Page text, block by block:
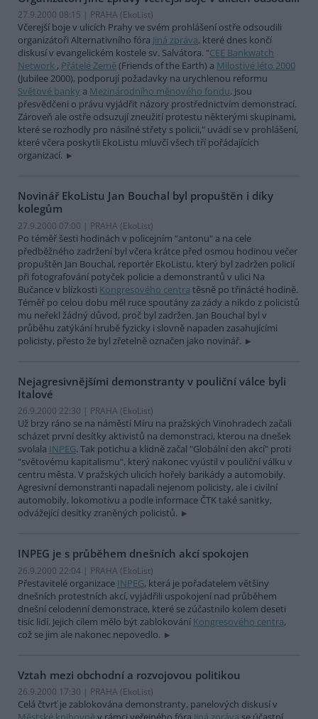
27.9.2000 08:15 | PRAHA (EkoList)
Včerejší boje v ulicích Prahy ve svém prohlášení ostře odsoudili
organizátoři Alternativního fóra Jiná zpráva, které dnes končí
diskusí v evangelickém kostele sv. Salvátora. "CEE Bankwatch
Network , Přátelé Země(Friends of the Earth) a Milostivé léto 2000
(Jubilee 2000), podporují požadavky na urychlenou reformu
Světové banky a Mezinárodního měnového fondu. Jsou
přesvědčeni o právu vyjádřit názory prostřednictvím demonstrací.
Zároveň ale ostře odsuzují zneužití protestu některými skupinami,
které se rozhodly pro násilné střety s policii," uvádí se v prohlášení,
které včera poskytli EkoListu mluvčí všech tří pořádajících
organizací.
Novinář EkoListu Jan Bouchal byl propuštěn i díky
kolegům
27.9.2000 07:00 | PRAHA (EkoList)
Po téměř šesti hodinách v policejním "antonu" a na cele
předběžného zadržení byl včera krátce před osmou hodinou večer
propuštěn Jan Bouchal, reportér EkoListu, který byl zadržen policií
při fotografování potyček policie a demonstrantů v ulici Na
Bučance v blízkosti Kongresového centra těsně po třinácté hodině.
Téměř po celou dobu měl ruce spoutány za zády a nikdo z policistů
mu neřekl žádný důvod, proč byl zadržen. Jan Bouchal byl v
průběhu zatýkání hrubě fyzicky i slovně napaden zasahujícími
policisty, přesto že byl zřetelně označen jako novinář.
Nejagresivnějšími demonstranty v pouliční válce byli
Italové
26.9.2000 22:30 | PRAHA (EkoList)
Už brzy ráno se na náměstí Míru na pražských Vinohradech začali
scházet první desítky aktivistů na demonstraci, kterou na dnešek
svolala INPEG. Tak potichu a klidně začal "Globální den akcí" proti
"světovému kapitalismu", který nakonec vyústil v pouliční válku v
centru města. V pražských ulicích hořely barikády a automobily.
Agresivní demonstranti napadali nejenom policisty, ale i civilní
automobily, lokomotivu a podle informace ČTK také sanitky,
odvážející desítky zraněných policistů.
INPEG je s průběhem dnešních akcí spokojen
26.9.2000 22:04 | PRAHA (EkoList)
Přestavitelé organizace INPEG, která je pořadatelem většiny
dnešních protestních akcí, vyjádřili uspokojení nad průběhem
dnešní celodenní demonstrace, které se zúčastnilo kolem deseti
tisíc lidí. Jejich cílem mělo být zablokování Kongresového centra,
což se jim ale nakonec nepovedlo.
Vztah mezi obchodní a rozvojovou politikou
26.9.2000 17:30 | PRAHA (EkoList)
Celá čtvrť je zablokována demonstranty, panelových diskusí v